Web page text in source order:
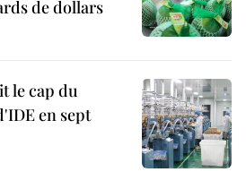
de dollars
le cap du
en sept